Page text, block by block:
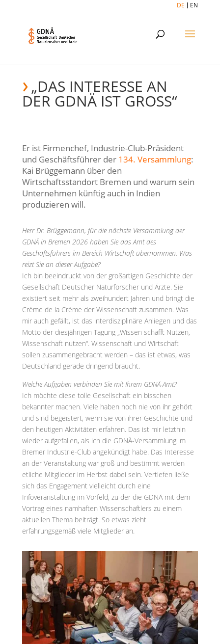
DE EN
„DAS INTERESSE AN
DER GDNÄ IST GROSS“
Er ist Firmenchef, Industrie-Club-Präsident
und Geschäftsführer der 134. Versammlung:
Kai Brüggemann über den
Wirtschaftsstandort Bremen und warum sein
Unternehmen künftig auch in Indien
produzieren will.
Herr Dr. Brüggemann, für die nächste Versammlung der
GDNÄ in Bremen 2026 haben Sie das Amt des
Geschäftsführers im Bereich Wirtschaft übernommen. Was
reizt Sie an dieser Aufgabe?
Ich bin beeindruckt von der großartigen Geschichte der
Gesellschaft Deutscher Naturforscher und Ärzte. Sie
existiert seit mehr als zweihundert Jahren und bringt die
Crème de la Crème der Wissenschaft zusammen. Was
mir auch gefällt, ist das interdisziplinäre Anliegen und das
Motto der diesjährigen Tagung „Wissen schafft Nutzen,
Wissenschaft nutzen“. Wissenschaft und Wirtschaft
sollen zusammengebracht werden – das ist etwas, was
Deutschland gerade dringend braucht.
Welche Aufgaben verbinden Sie mit Ihrem GDNÄ-Amt?
Ich möchte diese tolle Gesellschaft ein bisschen
bekannter machen. Viele haben noch nie von ihr gehört
und sind begeistert, wenn sie von ihrer Geschichte und
den heutigen Aktivitäten erfahren. Das ist mir letzthin
wieder aufgefallen, als ich die GDNÄ-Versammlung im
Bremer Industrie-Club angekündigt habe. Das Interesse
an der Veranstaltung war groß und bestimmt werden
etliche Mitglieder im Herbst dabei sein. Vertiefen ließe
sich das Engagement vielleicht durch eine
Infoveranstaltung im Vorfeld, zu der die GDNÄ mit dem
Vortrag eines namhaften Wissenschaftlers zu einem
aktuellen Thema beiträgt. So etwas zieht
erfahrungsgemäß viele Mitglieder an.